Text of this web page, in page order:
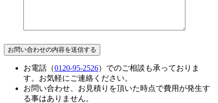
お電話（0120-95-2526）でのご相談も承っておりま
す。お気軽にご連絡ください。
お問い合わせ、お見積りを頂いた時点で費用が発生す
る事はありません。